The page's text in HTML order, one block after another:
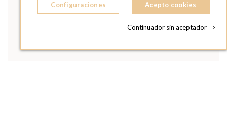
Configuraciones Acepto cookies
Continuador sin aceptador >